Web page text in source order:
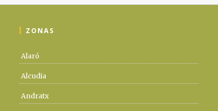
ZONAS
Alaró
Alcudia
Andratx